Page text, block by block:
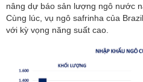
nâng dự báo sản lượng ngô nước
Cùng lúc, vụ ngô safrinha của
với kỳ vọng năng suất cao.